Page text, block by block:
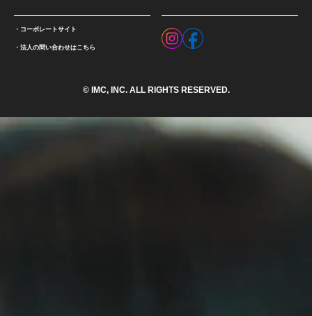
コーポレートサイト
法人の問い合わせはこちら
© IMC, INC. ALL RIGHTS RESERVED.